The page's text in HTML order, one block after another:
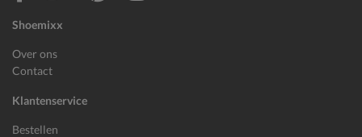
Shoemixx
Over ons
Contact
Klantenservice
Bestellen